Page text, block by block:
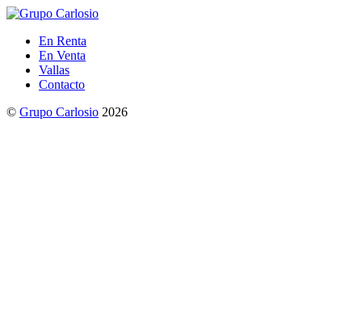
En Renta
En Venta
Vallas
Contacto
© Grupo Carlosio 2026